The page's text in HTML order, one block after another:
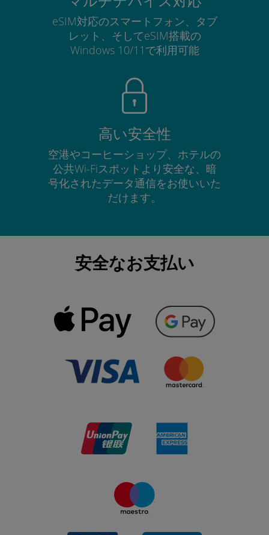
eSIM対応のスマートフォン、タブ
レット、そしてeSIM搭載の
Windows 10/11で利用可能
高い安全性
空港やコーヒーショップ、ホテルの
公共Wi-Fiスポットより安全な、暗
号化されたデータ通信をお使いいた
だけます。
安全なお支払い